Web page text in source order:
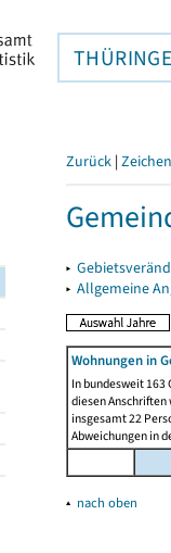
Zurück |
▸
▸ Allgemeine
Wohnungen in
In bundesweit
diesen
insgesamt 22
Abweichungen in
▴ nach oben